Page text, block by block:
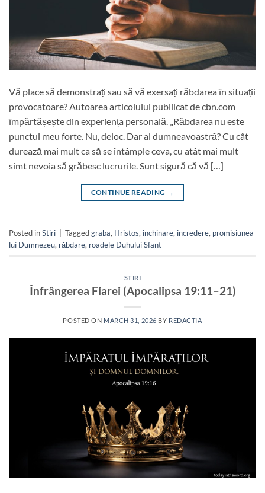
Vă place să demonstrați sau să vă exersați răbdarea în situații
provocatoare? Autoarea articolului publilcat de cbn.com
împărtășește din experiența personală. „Răbdarea nu este
punctul meu forte. Nu, deloc. Dar al dumneavoastră? Cu cât
durează mai mult ca să se întâmple ceva, cu atât mai mult
simt nevoia să grăbesc lucrurile. Sunt sigură că vă […]
CONTINUE READING →
Posted inStiri Taggedgraba, Hristos, inchinare, incredere, promisiunea
lui Dumnezeu, răbdare, roadele Duhului Sfant
STIRI
Înfrângerea Fiarei (Apocalipsa 19:11–21)
POSTED ON MARCH 31, 2026 BY REDACTIA